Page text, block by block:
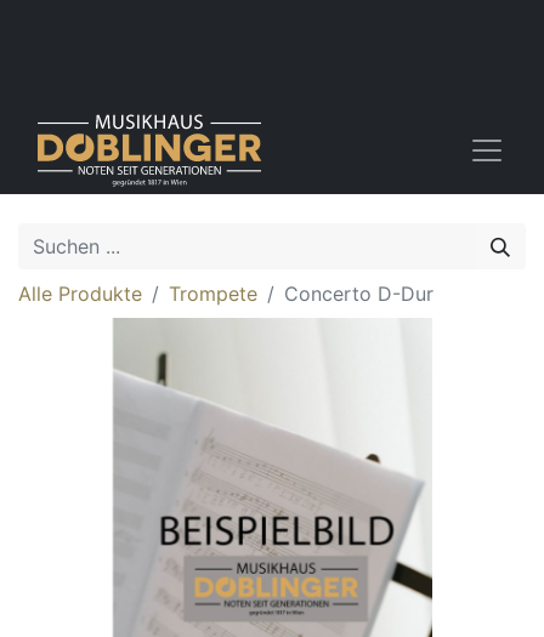
Alle Produkte Trompete Concerto D-Dur